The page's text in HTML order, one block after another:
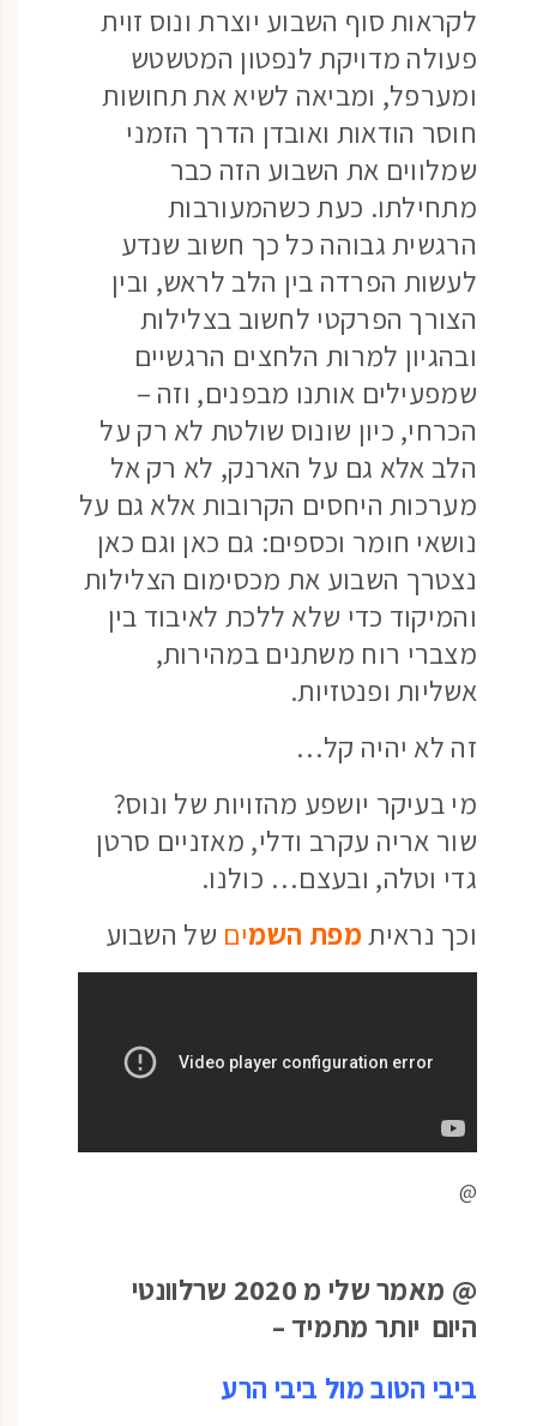
לקראות סוף השבוע יוצרת ונוס זוית
פעולה מדויקת לנפטון המטשטש
ומערפל, ומביאה לשיא את תחושות
חוסר הודאות ואובדן הדרך הזמני
שמלווים את השבוע הזה כבר
מתחילתו. כעת כשהמעורבות
הרגשית גבוהה כל כך חשוב שנדע
לעשות הפרדה בין הלב לראש, ובין
הצורך הפרקטי לחשוב בצלילות
ובהגיון למרות הלחצים הרגשיים
שמפעילים אותנו מבפנים, וזה –
הכרחי, כיון שונוס שולטת לא רק על
הלב אלא גם על הארנק, לא רק אל
מערכות היחסים הקרובות אלא גם על
נושאי חומר וכספים: גם כאן וגם כאן
נצטרך השבוע את מכסימום הצלילות
והמיקוד כדי שלא ללכת לאיבוד בין
מצברי רוח משתנים במהירות,
אשליות ופנטזיות.
זה לא יהיה קל…
מי בעיקר יושפע מהזויות של ונוס?
שור אריה עקרב ודלי, מאזניים סרטן
גדי וטלה, ובעצם… כולנו.
וכך נראיתמפת השמים של השבוע
@
@ מאמר שלי מ 2020 שרלוונטי
היום יותר מתמיד –
ביבי הטוב מול ביבי הרע